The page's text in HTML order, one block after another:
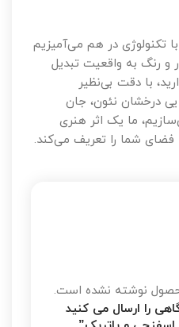
با تکنولوژی در هم می‌آمیزیم
و رنگ به واقعیت تبدیل
با دقت بی‌نظیر
درخشان نئون، جان
ما یک اثر هنری
فضای شما را تعریف می‌کند.
نوشته نشده است.
را ارسال می کنید